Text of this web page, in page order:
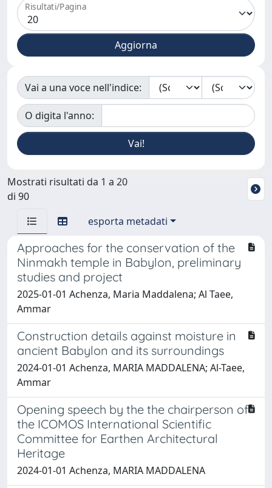
Risultati/Pagina
Vai a una voce nell'indice:
O digita l'anno:
Mostrati risultati da 1 a 20
di 90
esporta metadati
Approaches for the conservation of the
Ninmakh temple in Babylon, preliminary
studies and project
2025-01-01 Achenza, Maria Maddalena; Al Taee,
Ammar
Construction details against moisture in
ancient Babylon and its surroundings
2024-01-01 Achenza, MARIA MADDALENA; Al-Taee,
Ammar
Opening speech by the the chairperson of
the ICOMOS International Scientific
Committee for Earthen Architectural
Heritage
2024-01-01 Achenza, MARIA MADDALENA